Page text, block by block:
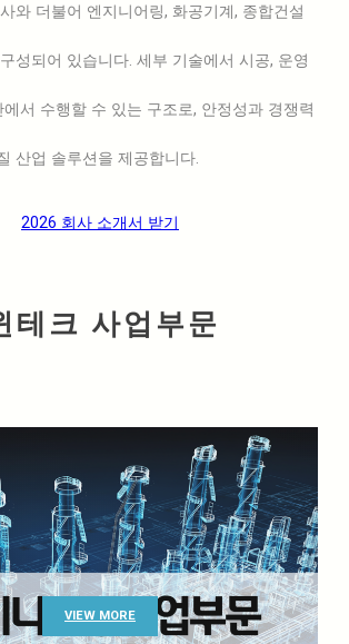
와 더불어 엔지니어링, 화공기계, 종합건설
성되어 있습니다. 세부 기술에서 시공, 운영
서 수행할 수 있는 구조로, 안정성과 경쟁력
산업 솔루션을 제공합니다.
2026 회사 소개서 받기
테크 사업부문
VIEW MORE